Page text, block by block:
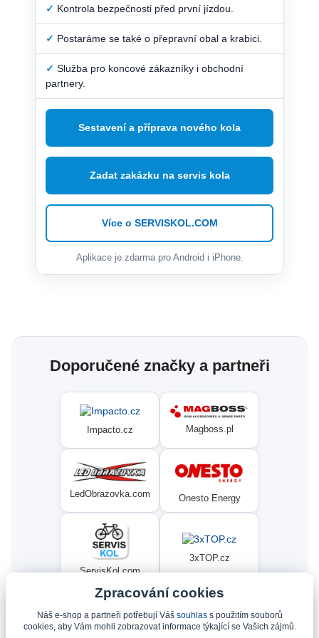
✓ Kontrola bezpečnosti před první jízdou.
✓ Postaráme se také o přepravní obal a krabici.
✓ Služba pro koncové zákazníky i obchodní
partnery.
Sestavení a příprava nového kola
Zadat zakázku na servis kola
Více o SERVISKOL.COM
Aplikace je zdarma pro Android i iPhone.
Doporučené značky a partneři
Impacto.cz Magboss.pl
LedObrazovka.com Onesto Energy
ServisKol.com
3xTOP.cz
Condat Ninex.cz
Zpracování cookies
Náš e-shop a partneři potřebují Váš souhlass použitím souborů
cookies, aby Vám mohli zobrazovat informace týkající se Vašich zájmů.